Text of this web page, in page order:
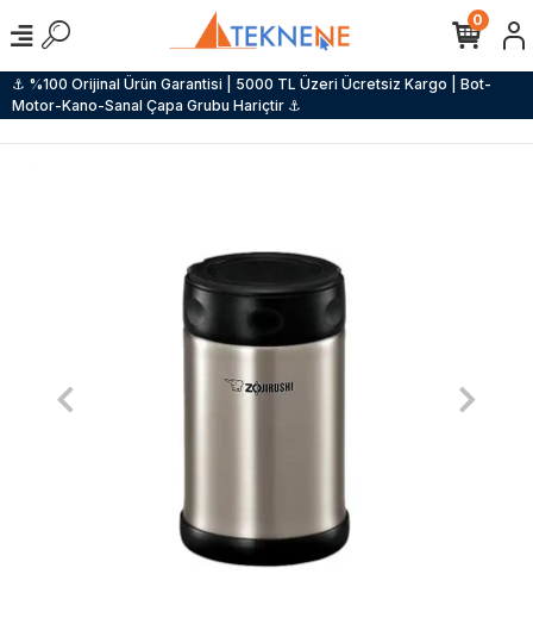
⚓ %100 Orijinal Ürün Garantisi | 5000 TL Üzeri Ücretsiz Kargo | Bot-
Motor-Kano-Sanal Çapa Grubu Hariçtir ⚓
0